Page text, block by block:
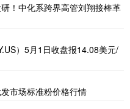
！中化系跨界高管刘翔接棒革
）5月1日收盘报14.08美元/
市场标准粉价格行情